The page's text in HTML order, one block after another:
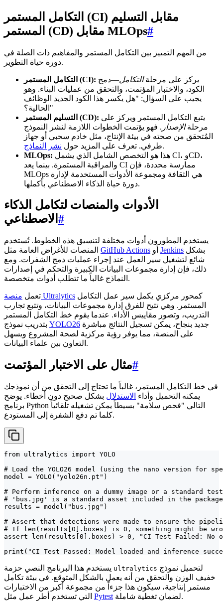
التكامل المستمر (CI) مقابل التسليم
المستمر (CD) مقابل MLOps#
من المهم التمييز بين التكامل المستمر والمفاهيم ذات الصلة في
دورة حياة التطوير.
التكامل المستمر (CI): يركز على مرحلةالتكامل—دمج
الكود، والاختبار المؤتمت، والتحقق من عمليات البناء. وهو
يجيب على السؤال: "هل يكسر هذا الكود الجديد الوظائف
الحالية؟"
التسليم المستمر (CD):
مرحلةالإصدار . فهو يؤتمت الخطوات اللازمة لنشر النموذج
المُتحقق من صحته في بيئة الإنتاج، مثل خادم سحبي أو جهاز
طرفي. تعرف على المزيد حول نشر النماذج
.
MLOps:
والمراقبة المستمرة. بينما يعد CI ممارسة محددة، فإن
MLOps هي الثقافة ومجموعة الأدوات المستخدمة لإدارة
دورة حياة الذكاء الاصطناعي بأكملها.
الأدوات والمنصات لتكامل الذكاء
الاصطناعي #
يستخدم المطورون أدوات مختلفة لتنسيق هذه الخطوط. تُستخدم
GitHub Actions Jenkins
شائع لتشغيل سير العمل عند إجراء عمليات دمج الشفرات. ومع
ذلك، فإن إدارة مجموعات البيانات الكبيرة والتحكم في إصدارات
النماذج غالباً ما تتطلب أدوات متخصصة.
تعمل منصة Ultralytics
المستمر. وهي تتيح للفرق إدارة مجموعات البيانات، وتتبع تجارب
التدريب، وتصور مقاييس الأداء. عندما يقوم خط التكامل المستمر
YOLO26
على المنصة، مما يوفر رؤية مركزية لصحة المشروع ويسهل
التعاون بين علماء البيانات.
مثال على الاختبار المؤتمت#
في خط التكامل المستمر، غالباً ما تحتاج إلى التحقق من أن نموذجك
يمكنه التحميل وأداء الاستدلال بشكل صحيح دون أخطاء. يوضح
برنامج Python التالي "فحص سلامة" بسيطاً يمكن تشغيله تلقائياً
كلما تم دفع الشفرة إلى المستودع.
from ultralytics import YOLO
# Load the YOLO26 model (using the nano version for
model = YOLO("yolo26n.pt")
# Perform inference on a dummy image or a standard
# 'bus.jpg' is a standard asset included in the package
results = model("bus.jpg")
# Assert that detections were made to ensure the
# If len(results[0].boxes) is 0, something might be
assert len(results[0].boxes) > 0, "CI Test Failed: No
print("CI Test Passed: Model loaded and inference
ultralytics
خفيف الوزن والتحقق من أنه يعمل بالشكل المتوقع. في بيئة تكامل
مستمر إنتاجية، سيكون هذا جزءاً من مجموعة أكبر من الاختبارات
Pytest لضمان تغطية شاملة.